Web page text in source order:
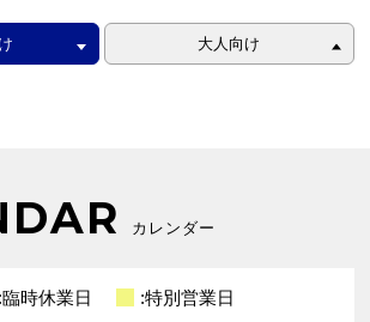
大人向け
カレンダー
:臨時休業日
:特別営業日